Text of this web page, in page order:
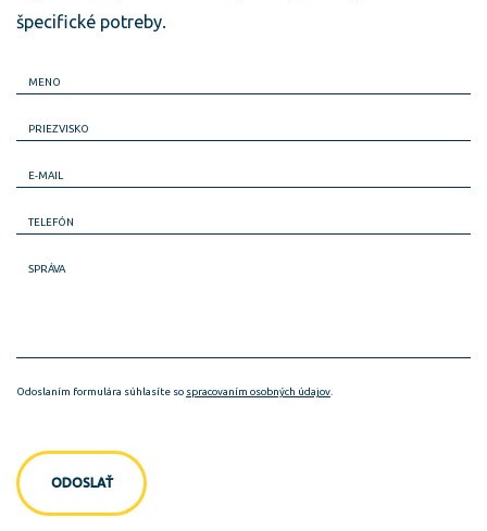
špecifické potreby.
MENO
PRIEZVISKO
E-MAIL
TELEFÓN
SPRÁVA
Odoslaním formulára súhlasíte so spracovaním osobných údajov.
ODOSLAŤ